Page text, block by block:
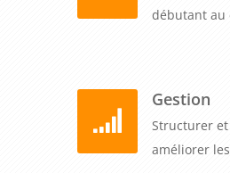
débutant au
Gestion
Structurer
améliorer